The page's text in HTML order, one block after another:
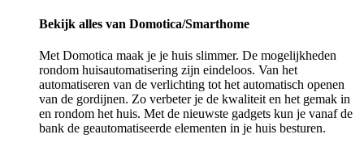
Bekijk alles van Domotica/Smarthome
Met Domotica maak je je huis slimmer. De mogelijkheden
rondom huisautomatisering zijn eindeloos. Van het
automatiseren van de verlichting tot het automatisch openen
van de gordijnen. Zo verbeter je de kwaliteit en het gemak in
en rondom het huis. Met de nieuwste gadgets kun je vanaf de
bank de geautomatiseerde elementen in je huis besturen.